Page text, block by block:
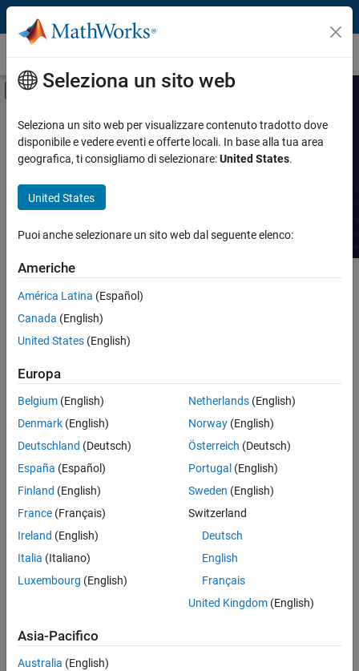
Vai al contenuto
Caso dei clienti
Attiva/disattiva menu di navigazione
Funzione
Prodotto
Industria
Applicazione
Dominio
Ricerca casi dei clienti
Contenuto principale
Cerca
Seleziona un sito web
Seleziona un sito web per visualizzare contenuto tradotto dove
disponibile e vedere eventi e offerte locali. In base alla tua area
geografica, ti consigliamo di selezionare:United States.
United States
Puoi anche selezionare un sito web dal seguente elenco:
Americhe
América Latina (Español)
Canada (English)
United States (English)
Europa
Belgium (English)
Denmark (English)
Deutschland (Deutsch)
España (Español)
Finland (English)
France (Français)
Ireland (English)
Italia (Italiano)
Luxembourg (English)
Netherlands(English)
Norway(English)
Österreich (Deutsch)
Portugal (English)
Sweden (English)
Switzerland
Deutsch
English
Français
United Kingdom(English)
Asia-Pacifico
Australia (English)